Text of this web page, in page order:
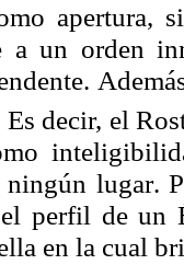
apertura,
un orden
Es decir, el
ningún
el perfil de
en la cual